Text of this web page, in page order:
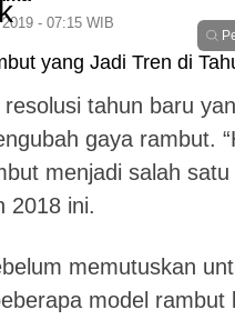
- 07:15 WIB
tahun baru
gaya rambut.
menjadi salah
2018 ini.
memutuskan
model